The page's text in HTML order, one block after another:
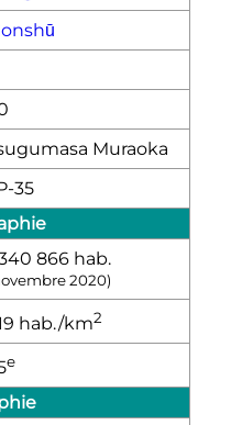
Muraoka
35
866 hab.
2020)
hab./km2
e